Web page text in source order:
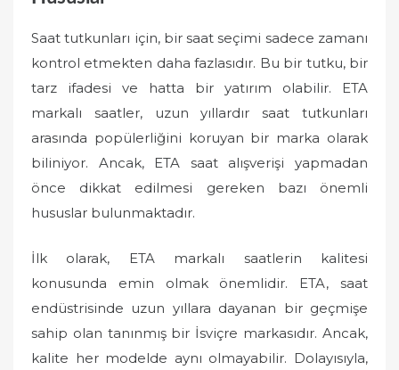
Saat tutkunları için, bir saat seçimi sadece zamanı
kontrol etmekten daha fazlasıdır. Bu bir tutku, bir
tarz ifadesi ve hatta bir yatırım olabilir. ETA
markalı saatler, uzun yıllardır saat tutkunları
arasında popülerliğini koruyan bir marka olarak
biliniyor. Ancak, ETA saat alışverişi yapmadan
önce dikkat edilmesi gereken bazı önemli
hususlar bulunmaktadır.
İlk olarak, ETA markalı saatlerin kalitesi
konusunda emin olmak önemlidir. ETA, saat
endüstrisinde uzun yıllara dayanan bir geçmişe
sahip olan tanınmış bir İsviçre markasıdır. Ancak,
kalite her modelde aynı olmayabilir. Dolayısıyla,